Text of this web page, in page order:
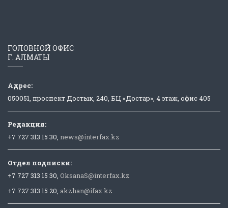
ГОЛОВНОЙ ОФИС
Г. АЛМАТЫ
Адрес:
050051, проспект Достык, 240, БЦ «Достар», 4 этаж, офис 405
Редакция:
+7 727 313 15 30, news@interfax.kz
Отдел подписки:
+7 727 313 15 30, OksanaS@interfax.kz
+7 727 313 15 20, akzhan@ifax.kz